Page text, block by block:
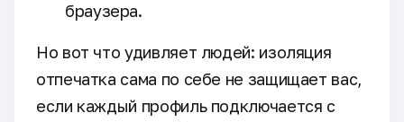
браузера.
Но вот что удивляет людей: изоляция
отпечатка сама по себе не защищает вас,
если каждый профиль подключается с